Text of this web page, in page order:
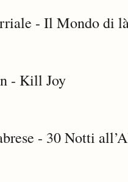
- Il Mondo di
- Kill Joy
- 30 Notti